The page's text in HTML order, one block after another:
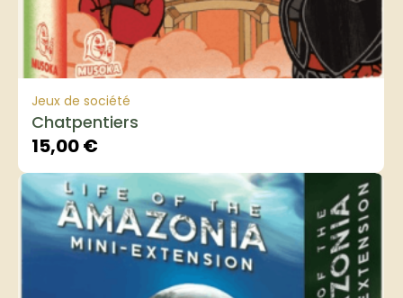
Jeux de société
Chatpentiers
15,00€